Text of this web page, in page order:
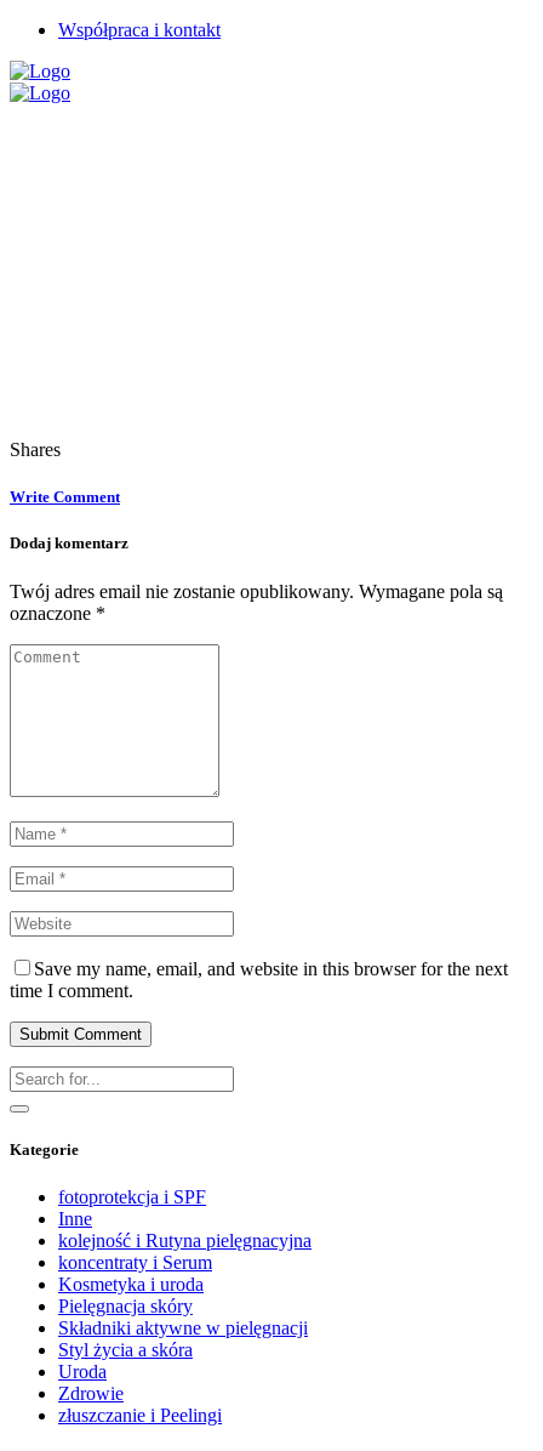
Współpraca i kontakt
Shares
Write Comment
Dodaj komentarz
Twój adres email nie zostanie opublikowany. Wymagane pola są
oznaczone *
Save my name, email, and website in this browser for the next
time I comment.
Kategorie
fotoprotekcja i SPF
Inne
kolejność i Rutyna pielęgnacyjna
koncentraty i Serum
Kosmetyka i uroda
Pielęgnacja skóry
Składniki aktywne w pielęgnacji
Styl życia a skóra
Uroda
Zdrowie
złuszczanie i Peelingi